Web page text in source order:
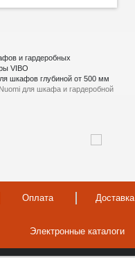
и гардеробных
VIBO
шкафов глубиной от 500 мм
для шкафа и гардеробной
Оплата Доставка
Электронные каталоги